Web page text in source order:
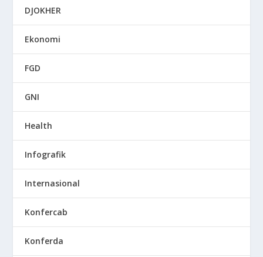
DJOKHER
Ekonomi
FGD
GNI
Health
Infografik
Internasional
Konfercab
Konferda